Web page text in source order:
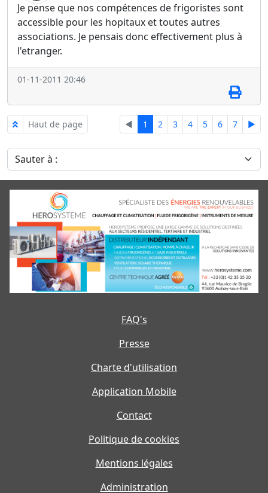
Je pense que nos compétences de frigoristes sont
accessible pour les hopitaux et toutes autres
associations. Je pensais donc effectivement plus à
l'etranger.
01-11-2011 20:46
Haut de page ◄ 1 2 3 4 5 6 7 ►
Sauter à :
FAQ's
Presse
Charte d'utilisation
Application Mobile
Contact
Politique de cookies
Mentions légales
Administration